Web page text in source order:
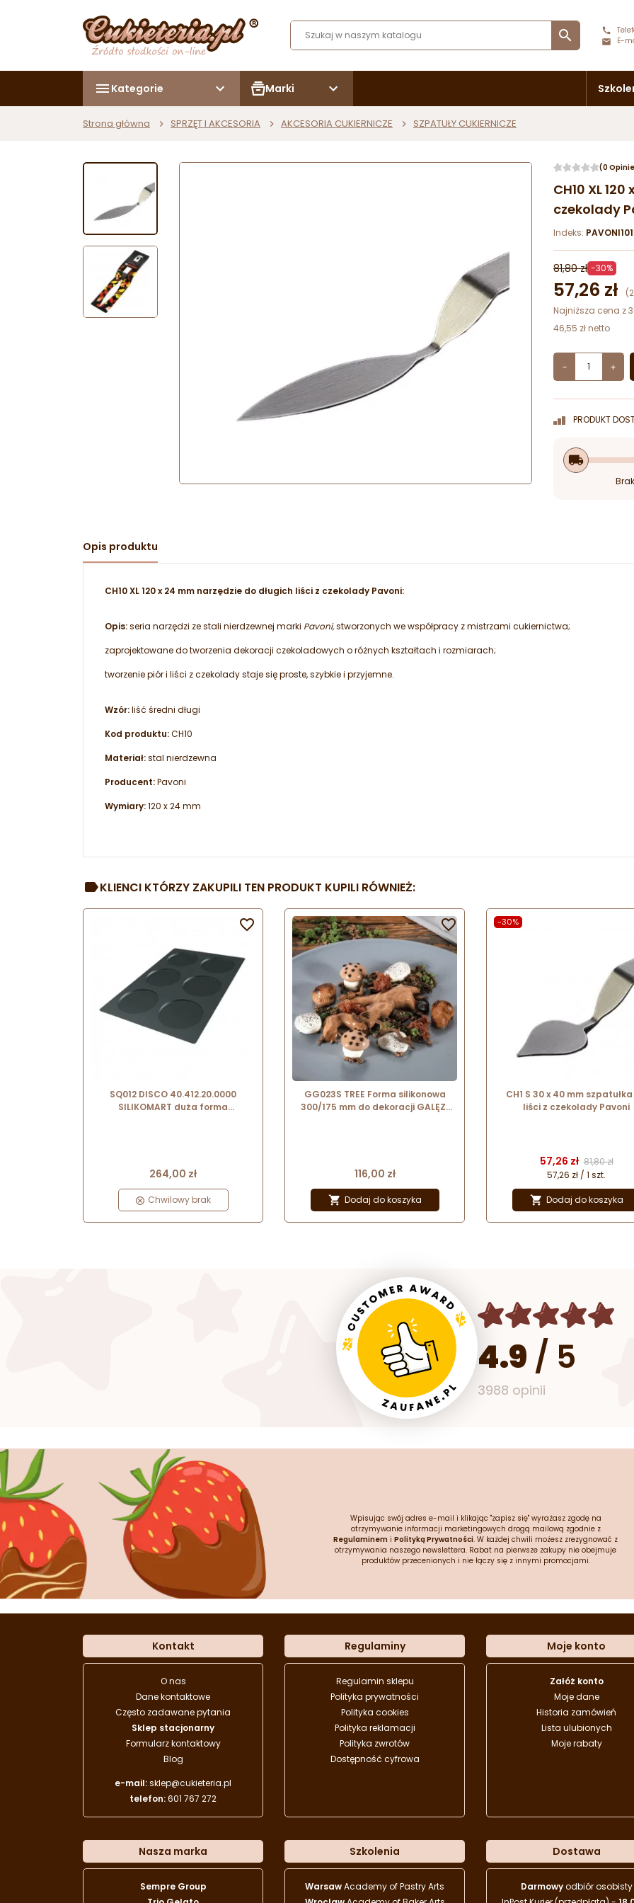

E-
Kategorie Marki
Strona główna SPRZĘT I AKCESORIA AKCESORIA CUKIERNICZE SZPATUŁY CUKIERNICZE
(0
CH10 XL
czekolady
Indeks: PAVONI101
81,80 zł -30%
57,26 zł
Najniższa cena z
46,55 zł netto
- +
PRODUKT
local_shipping
Opis produktu
CH10 XL 120 x 24 mm narzędzie do długich liści z czekolady Pavoni:
Opis:seria narzędzi ze stali nierdzewnej marki Pavoni,stworzonych we współpracy z mistrzami cukiernictwa;
zaprojektowane do tworzenia dekoracji czekoladowych o różnych kształtach i rozmiarach;
tworzenie piór i liści z czekolady staje się proste, szybkie i przyjemne.
Wzór:liść średni długi
Kod produktu:CH10
Materiał:stal nierdzewna
Producent:Pavoni
Wymiary:120 x 24 mm
KLIENCI KTÓRZY ZAKUPILI TEN PRODUKT KUPILI RÓWNIEŻ:
SQ012 DISCO 40.412.20.0000
SILIKOMART duża forma
Cena
264,00 zł
Chwilowy brak

GG023S TREE Forma silikonowa
300/175 mm do dekoracji GALĘZI
Cena
116,00 zł
 Dodaj do koszyka
 -30%
CH1 S 30 x 40 mm
liści z czekolady Pavoni
Cena
57,26 zł Cena
81,80 zł
57,26 zł / 1 szt.
 Dodaj do koszyka
4.9 / 5
3988 opinii
Wpisując swój adres e-mail i klikając "zapisz się" wyrażasz zgodę na
otrzymywanie informacji marketingowych drogą mailową zgodnie z
Regulaminem i Polityką Prywatności. W każdej chwili możesz zrezygnować z
otrzymywania naszego newslettera. Rabat na pierwsze zakupy nie obejmuje
produktów przecenionych i nie łączy się z innymi promocjami.
Kontakt
O nas
Dane kontaktowe
Często zadawane pytania
Sklep stacjonarny
Formularz kontaktowy
Blog
e-mail:sklep@cukieteria.pl
telefon:601 767 272
Regulaminy
Regulamin sklepu
Polityka prywatności
Polityka cookies
Polityka reklamacji
Polityka zwrotów
Dostępność cyfrowa
Moje konto
Załóż konto
Moje dane
Historia zamówień
Lista ulubionych
Moje rabaty
Nasza marka
Sempre Group
Szkolenia
WarsawAcademy of Pastry Arts
Dostawa
Darmowyodbiór osobisty